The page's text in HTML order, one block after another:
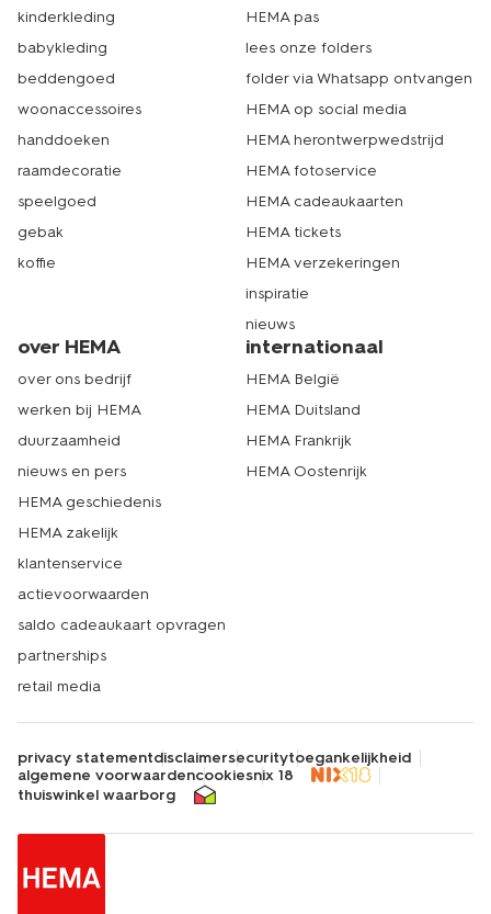
kinderkleding
babykleding
beddengoed
woonaccessoires
handdoeken
raamdecoratie
speelgoed
gebak
koffie
HEMA pas
lees onze folders
folder via Whatsapp ontvangen
HEMA op social media
HEMA herontwerpwedstrijd
HEMA fotoservice
HEMA cadeaukaarten
HEMA tickets
HEMA verzekeringen
inspiratie
nieuws
over HEMA
over ons bedrijf
werken bij HEMA
duurzaamheid
nieuws en pers
HEMA geschiedenis
HEMA zakelijk
klantenservice
actievoorwaarden
saldo cadeaukaart opvragen
partnerships
retail media
internationaal
HEMA België
HEMA Duitsland
HEMA Frankrijk
HEMA Oostenrijk
privacy statementdisclaimersecuritytoegankelijkheid
algemene voorwaardencookiesnix 18
thuiswinkel waarborg